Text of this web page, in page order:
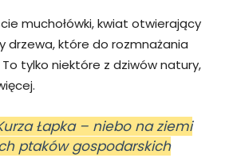
muchołówki, kwiat otwierający
drzewa, które do rozmnażania
tylko niektóre z dziwów natury,
Łapka – niebo na ziemi
ptaków gospodarskich